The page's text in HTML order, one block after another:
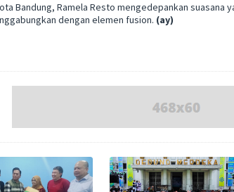
Bandung, Ramela Resto mengedepankan suasana
dengan elemen fusion. (ay)